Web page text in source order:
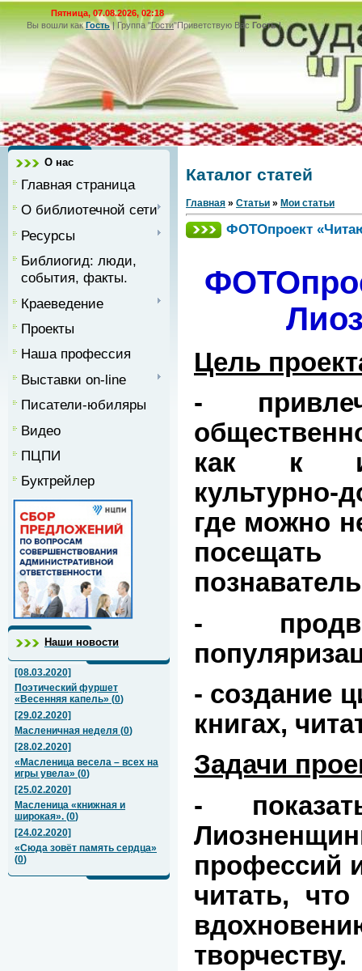
Пятница, 07.08.2026, 02:18
Вы вошли как Гость|Группа"Гости"Приветствую Вас Гость|
О нас
Главная страница
О библиотечной сети
Ресурсы
Библиогид: люди,
события, факты.
Краеведение
Проекты
Наша профессия
Выставки on-line
Писатели-юбиляры
Видео
ПЦПИ
Буктрейлер
Наши новости
[08.03.2020]
Поэтический фуршет
«Весенняя капель» (0)
[29.02.2020]
Масленичная неделя (0)
[28.02.2020]
«Масленица весела – всех на
игры увела» (0)
[25.02.2020]
Масленица «книжная и
широкая». (0)
[24.02.2020]
«Сюда зовёт память сердца»
(0)
Каталог статей
Главная » Статьи » Мои статьи
ФОТОпроект
Цель
-
как к
культурно-
где можно
-
- создание
книгах,
Задачи
-
профессий
читать, что
творчеству.